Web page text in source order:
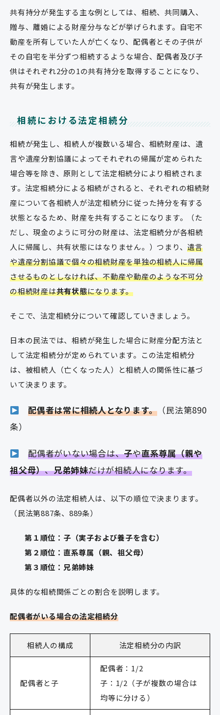
共有持分が発生する主な例としては、相続、共同購入、
贈与、離婚による財産分与などが挙げられます。自宅不
動産を所有していた人が亡くなり、配偶者とその子供が
その自宅を半分ずつ相続するような場合、配偶者及び子
供はそれぞれ2分の1の共有持分を取得することになり、
共有が発生します。
相続における法定相続分
相続が発生し、相続人が複数いる場合、相続財産は、遺
言や遺産分割協議によってそれぞれの帰属が定められた
場合等を除き、原則として法定相続分により相続されま
す。法定相続分による相続がされると、それぞれの相続財
産について各相続人が法定相続分に従った持分を有する
状態となるため、財産を共有することになります。（た
だし、現金のように可分の財産は、法定相続分が各相続
人に帰属し、共有状態にはなりません。）つまり、遺言
や遺産分割協議で個々の相続財産を単独の相続人に帰属
させるものとしなければ、不動産や動産のような不可分
の相続財産は共有状態になります。
そこで、法定相続分について確認していきましょう。
日本の民法では、相続が発生した場合に財産分配方法と
して法定相続分が定められています。この法定相続分
は、被相続人（亡くなった人）と相続人の関係性に基づ
いて決まります。
配偶者は常に相続人となります。 （民法第890
条）
配偶者がいない場合は、子や直系尊属（親や
祖父母）、兄弟姉妹だけが相続人になります。
配偶者以外の法定相続人は、以下の順位で決まります。
（民法第887条、889条）
第１順位：子（実子および養子を含む）
第２順位：直系尊属（親、祖父母）
第３順位：兄弟姉妹
具体的な相続関係ごとの割合を説明します。
配偶者がいる場合の法定相続分
相続人の構成 法定相続分の内訳
配偶者と子
配偶者：1/2
子：1/2（子が複数の場合は
均等に分ける）